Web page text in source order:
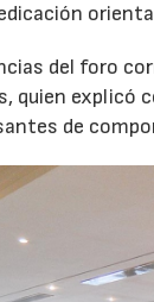
del foro
quien
de